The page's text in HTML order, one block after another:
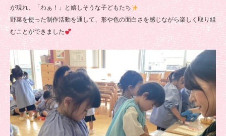
が現れ、「わぁ！」と嬉しそうな子どもたち
野菜を使った制作活動を通して、形や色の面白さを感じながら楽しく取り組
むことができました